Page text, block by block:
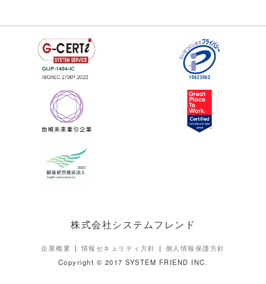
株式会社システムフレンド
企業概要 情報セキュリティ方針
個人情報保護方針
Copyright © 2017 SYSTEM FRIEND INC.